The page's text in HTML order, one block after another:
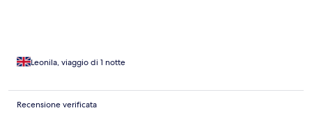
Leonila, viaggio di 1 notte
Recensione verificata